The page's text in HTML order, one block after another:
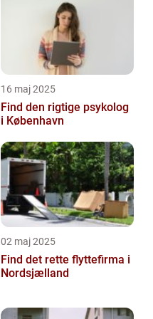
16 maj 2025
Find den rigtige psykolog
i København
02 maj 2025
Find det rette flyttefirma i
Nordsjælland